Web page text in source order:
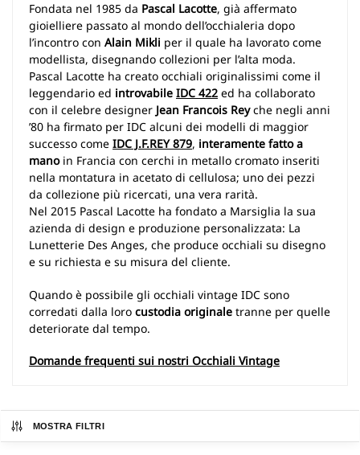
Fondata nel 1985 da Pascal Lacotte, già affermato
gioielliere passato al mondo dell’occhialeria dopo
l’incontro con Alain Mikli per il quale ha lavorato come
modellista, disegnando collezioni per l’alta moda.
Pascal Lacotte ha creato occhiali originalissimi come il
leggendario ed introvabile IDC 422 ed ha collaborato
con il celebre designer Jean Francois Reyche negli anni
’80 ha firmato per IDC alcuni dei modelli di maggior
successo come IDC J.F.REY 879, interamente fatto a
manoin Francia con cerchi in metallo cromato inseriti
nella montatura in acetato di cellulosa; uno dei pezzi
da collezione più ricercati, una vera rarità.
Nel 2015 Pascal Lacotte ha fondato a Marsiglia la sua
azienda di design e produzione personalizzata: La
Lunetterie Des Anges, che produce occhiali su disegno
e su richiesta e su misura del cliente.
Quando è possibile gli occhiali vintage IDC sono
corredati dalla loro custodia originale tranne per quelle
deteriorate dal tempo.
Domande frequenti sui nostri Occhiali Vintage
MOSTRA FILTRI